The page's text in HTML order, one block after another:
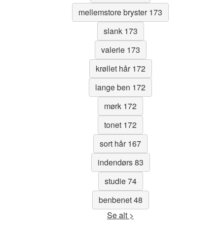
mellemstore bryster 173
slank 173
valerie 173
krøllet hår 172
lange ben 172
mørk 172
tonet 172
sort hår 167
indendørs 83
studie 74
benbenet 48
Se alt >